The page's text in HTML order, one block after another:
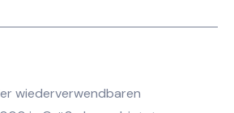
wiederverwendbaren